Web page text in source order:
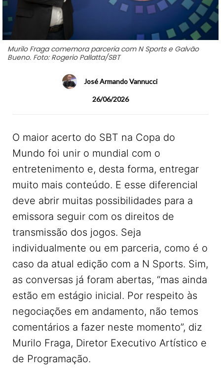
Murilo Fraga comemora parceria com N Sports e Galvão
Bueno. Foto: Rogerio Pallatta/SBT
José Armando Vannucci
26/06/2026
O maior acerto do SBT na Copa do
Mundo foi unir o mundial com o
entretenimento e, desta forma, entregar
muito mais conteúdo. E esse diferencial
deve abrir muitas possibilidades para a
emissora seguir com os direitos de
transmissão dos jogos. Seja
individualmente ou em parceria, como é o
caso da atual edição com a N Sports. Sim,
as conversas já foram abertas, “mas ainda
estão em estágio inicial. Por respeito às
negociações em andamento, não temos
comentários a fazer neste momento”, diz
Murilo Fraga, Diretor Executivo Artístico e
de Programação.